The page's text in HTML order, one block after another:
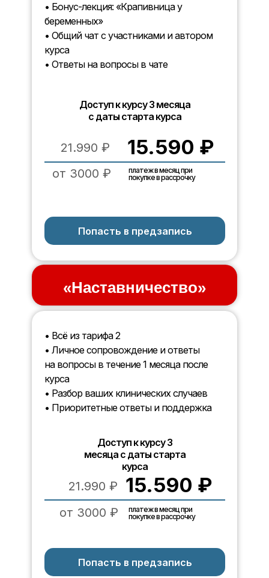
Попасть в предзапись
Попасть в предзапись
«Наставничество»
• Всё из тарифа 2
• Личное сопровождение и ответы
на вопросы в течение 1 месяца после
курса
• Разбор ваших клинических случаев
• Приоритетные ответы и поддержка
• Бонус-лекция: «Крапивница у
беременных»
• Общий чат с участниками и автором
курса
• Ответы на вопросы в чате
платеж в месяц при
покупке в рассрочку
Доступ к курсу 3
месяца с даты старта
курса
15.590 ₽
от 3000 ₽
21.990 ₽
платеж в месяц при
покупке в рассрочку
Доступ к курсу 3 месяца
с даты старта курса
15.590 ₽
от 3000 ₽
21.990 ₽